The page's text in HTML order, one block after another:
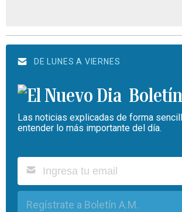
DE LUNES A VIERNES
Las noticias explicadas de forma
entender lo más importante del día.
Regístrate a Boletín A.M.